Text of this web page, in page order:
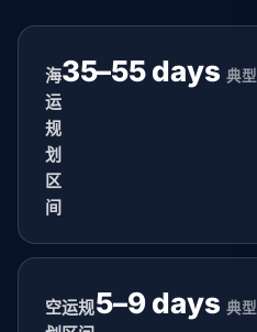
海
运
规
划
区
间
35–55 days典型
空运规5–9 days典型